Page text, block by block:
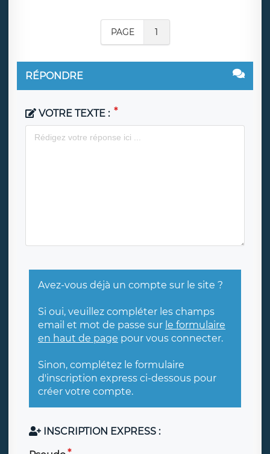
PAGE 1
RÉPONDRE
VOTRE TEXTE :
Avez-vous déjà un compte sur le site ?
Si oui, veuillez compléter les champs
email et mot de passe sur le formulaire
en haut de page pour vous connecter.
Sinon, complétez le formulaire
d'inscription express ci-dessous pour
créer votre compte.
INSCRIPTION EXPRESS :